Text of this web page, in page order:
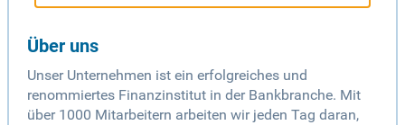
Über uns
Unser Unternehmen ist ein erfolgreiches und
renommiertes Finanzinstitut in der Bankbranche. Mit
über 1000 Mitarbeitern arbeiten wir jeden Tag daran,